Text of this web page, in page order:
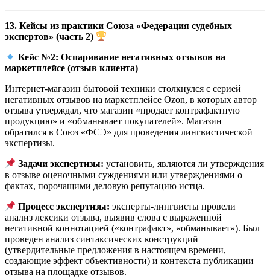
13. Кейсы из практики Союза «Федерация судебных
экспертов» (часть 2)
Кейс №2: Оспаривание негативных отзывов на
маркетплейсе (отзыв клиента)
Интернет-магазин бытовой техники столкнулся с серией
негативных отзывов на маркетплейсе Ozon, в которых автор
отзыва утверждал, что магазин «продает контрафактную
продукцию» и «обманывает покупателей». Магазин
обратился в Союз «ФСЭ» для проведения лингвистической
экспертизы.
Задачи экспертизы: установить, являются ли утверждения
в отзыве оценочными суждениями или утверждениями о
фактах, порочащими деловую репутацию истца.
Процесс экспертизы: эксперты-лингвисты провели
анализ лексики отзыва, выявив слова с выраженной
негативной коннотацией («контрафакт», «обманывает»). Был
проведен анализ синтаксических конструкций
(утвердительные предложения в настоящем времени,
создающие эффект объективности) и контекста публикации
отзыва на площадке отзывов.